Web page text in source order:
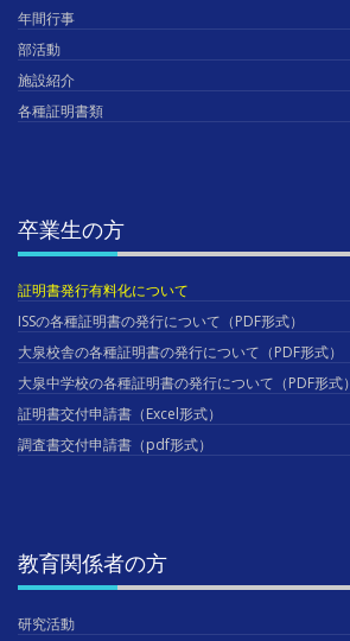
年間行事
部活動
施設紹介
各種証明書類
卒業生の方
証明書発行有料化について
ISSの各種証明書の発行について（PDF形式）
大泉校舎の各種証明書の発行について（PDF形式）
大泉中学校の各種証明書の発行について（PDF形式）
証明書交付申請書（Excel形式）
調査書交付申請書（pdf形式）
教育関係者の方
研究活動